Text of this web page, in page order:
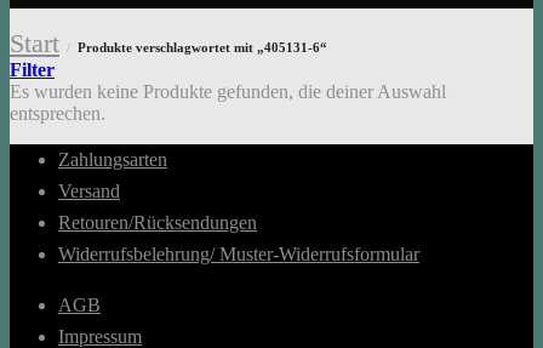
Start / Produkte verschlagwortet mit „405131-6“
Filter
Es wurden keine Produkte gefunden, die deiner Auswahl
entsprechen.
Zahlungsarten
Versand
Retouren/Rücksendungen
Widerrufsbelehrung/ Muster-Widerrufsformular
AGB
Impressum